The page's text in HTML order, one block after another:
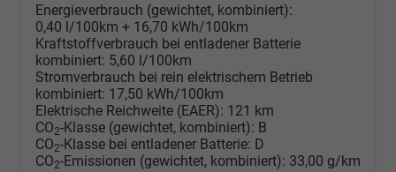
Energieverbrauch (gewichtet, kombiniert):
0,40 l/100km + 16,70 kWh/100km
Kraftstoffverbrauch bei entladener Batterie
kombiniert: 5,60 l/100km
Stromverbrauch bei rein elektrischem Betrieb
kombiniert: 17,50 kWh/100km
Elektrische Reichweite (EAER): 121 km
CO2-Klasse (gewichtet, kombiniert): B
CO2-Klasse bei entladener Batterie: D
CO2-Emissionen (gewichtet, kombiniert): 33,00 g/km